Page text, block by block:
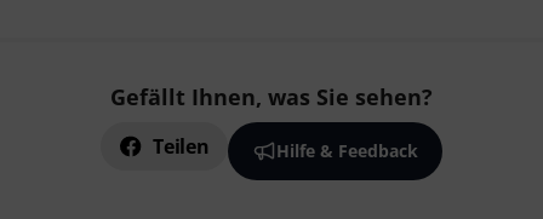
Gefällt Ihnen, was Sie sehen?
Teilen Hilfe & Feedback